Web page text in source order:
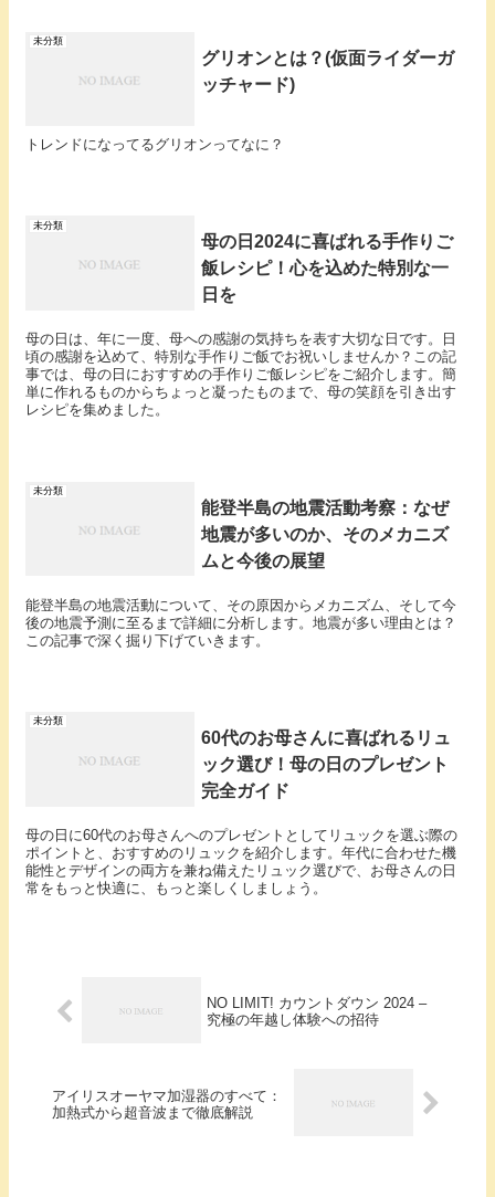
未分類
グリオンとは？(仮面ライダーガ
ッチャード)
トレンドになってるグリオンってなに？
未分類
母の日2024に喜ばれる手作りご
飯レシピ！心を込めた特別な一
日を
母の日は、年に一度、母への感謝の気持ちを表す大切な日です。日
頃の感謝を込めて、特別な手作りご飯でお祝いしませんか？この記
事では、母の日におすすめの手作りご飯レシピをご紹介します。簡
単に作れるものからちょっと凝ったものまで、母の笑顔を引き出す
レシピを集めました。
未分類
能登半島の地震活動考察：なぜ
地震が多いのか、そのメカニズ
ムと今後の展望
能登半島の地震活動について、その原因からメカニズム、そして今
後の地震予測に至るまで詳細に分析します。地震が多い理由とは？
この記事で深く掘り下げていきます。
未分類
60代のお母さんに喜ばれるリュ
ック選び！母の日のプレゼント
完全ガイド
母の日に60代のお母さんへのプレゼントとしてリュックを選ぶ際の
ポイントと、おすすめのリュックを紹介します。年代に合わせた機
能性とデザインの両方を兼ね備えたリュック選びで、お母さんの日
常をもっと快適に、もっと楽しくしましょう。
NO LIMIT! カウントダウン 2024 –
究極の年越し体験への招待
アイリスオーヤマ加湿器のすべて：
加熱式から超音波まで徹底解説